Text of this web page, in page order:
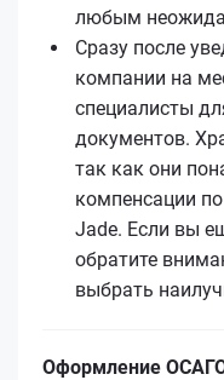
любым
Сразу после
компании на
специалисты
документов.
так как они
компенсации
Jade. Если вы
обратите
выбрать
Оформление